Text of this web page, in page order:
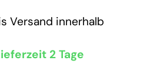
Versand innerhalb
2 Tage